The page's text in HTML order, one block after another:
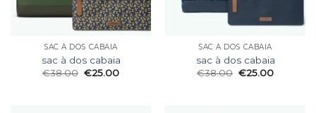
SAC À DOS CABAIA
sac à dos cabaia
€38.00 €25.00
SAC À DOS CABAIA
sac à dos cabaia
€38.00 €25.00